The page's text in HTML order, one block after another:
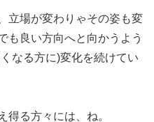
立場が変わりゃその姿も変
も良い方向へと向かうよう
なる方に)変化を続けてい
得る方々には、ね。